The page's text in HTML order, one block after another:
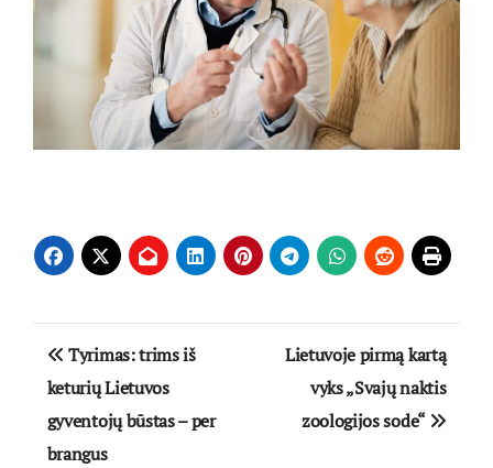
Navigacija
tarp
įrašų
Tyrimas: trims iš
keturių Lietuvos
gyventojų būstas – per
brangus
Lietuvoje pirmą kartą
vyks „Svajų naktis
zoologijos sode“